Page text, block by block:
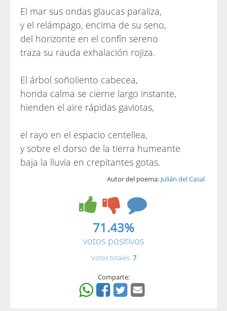
El mar sus ondas glaucas paraliza,
y el relámpago, encima de su seno,
del horizonte en el confín sereno
traza su rauda exhalación rojiza.
El árbol soñoliento cabecea,
honda calma se cierne largo instante,
hienden el aire rápidas gaviotas,
el rayo en el espacio centellea,
y sobre el dorso de la tierra humeante
baja la lluvia en crepitantes gotas.
Autor del poema: Julián del Casal
71.43%
votos positivos
Votos totales: 7
Comparte: